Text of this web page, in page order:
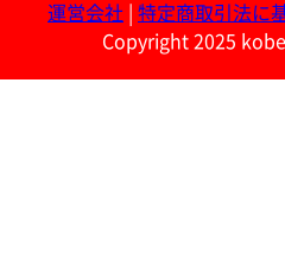
運営会社
特定商取引法に
Copyright 2025